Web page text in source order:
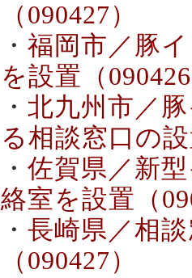
（090427）
・ 福岡市／豚
を設置（
・ 北九州市／
る相談窓口の
・ 佐賀県／新
絡室を設置（
・ 長崎県／相
（090427）